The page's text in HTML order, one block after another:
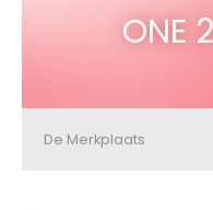
ONE
De Merkplaats